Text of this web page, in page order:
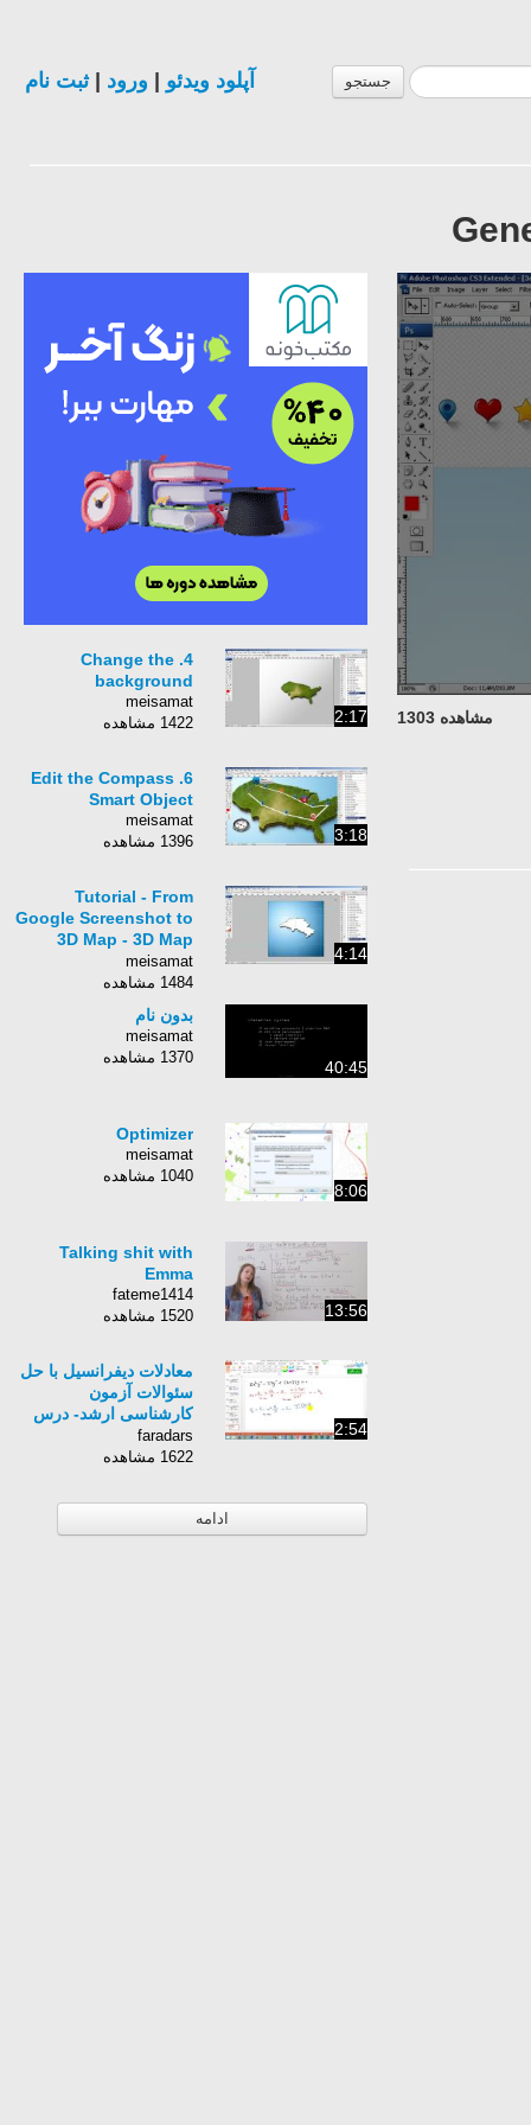
جستجو آپلود ویدئو ورود |ثبت نام
مشاهده 1303 2:17
4. Change the
background
meisamat
1422 مشاهده
3:18
6. Edit the Compass
Smart Object
meisamat
1396 مشاهده
4:14
Tutorial - From
Google Screenshot to
3D Map - 3D Map
Generator Pro
meisamat
1484 مشاهده
40:45
بدون نام
meisamat
1370 مشاهده
8:06
Optimizer
meisamat
1040 مشاهده
13:56
Talking shit with
Emma
fateme1414
1520 مشاهده
2:54
معادلات دیفرانسیل با حل
سئوالات آزمون
کارشناسی ارشد- درس
دهم:نمونه سئوالات کنکور
کارشناسی ارشد(د)
faradars
1622 مشاهده
ادامه